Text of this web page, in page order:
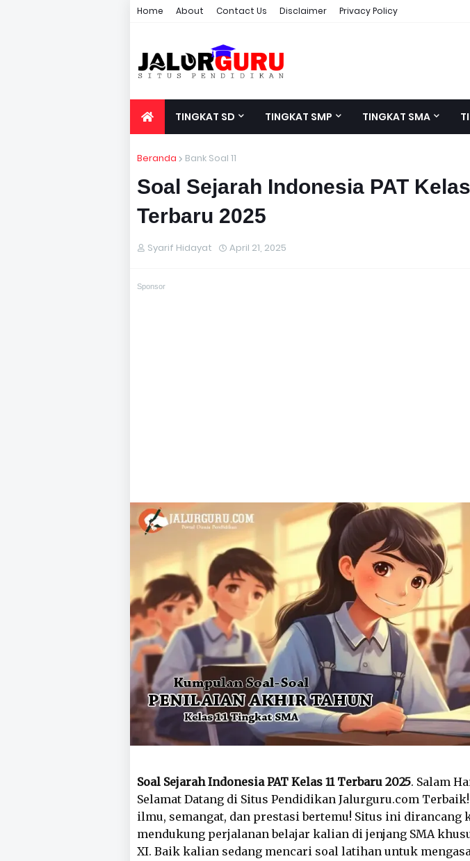
Home About Contact Us Disclaimer Privacy Policy
TINGKAT SD TINGKAT SMP TINGKAT SMA
Beranda Bank Soal 11
Soal Sejarah Indonesia PAT
Terbaru 2025
Syarif Hidayat April 21, 2025
Sponsor
Soal Sejarah Indonesia PAT Kelas 11 Terbaru 2025. Salam
Selamat Datang di Situs Pendidikan Jalurguru.com
ilmu, semangat, dan prestasi bertemu! Situs ini dirancang
mendukung perjalanan belajar kalian di jenjang SMA
XI. Baik kalian sedang mencari soal latihan untuk